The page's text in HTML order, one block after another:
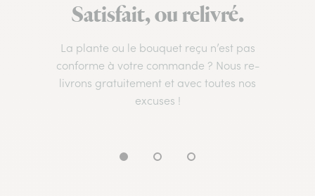
Satisfait, ou relivré.
La plante ou le bouquet reçu n’est pas
conforme à votre commande ? Nous re-
livrons gratuitement et avec toutes nos
excuses !